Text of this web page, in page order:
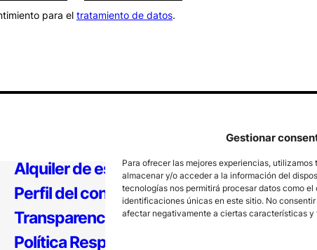
Gestionar
Para ofrecer las mejores experiencias,
almacenar y/o acceder a la información del
tecnologías nos permitirá procesar datos como
identificaciones únicas en este sitio. No
afectar negativamente a ciertas características y
para el tratamiento de datos.
Alquiler de espacios
Perfil del contratante
Transparencia
Política Responsable